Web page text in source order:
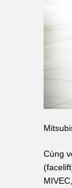
Cùng